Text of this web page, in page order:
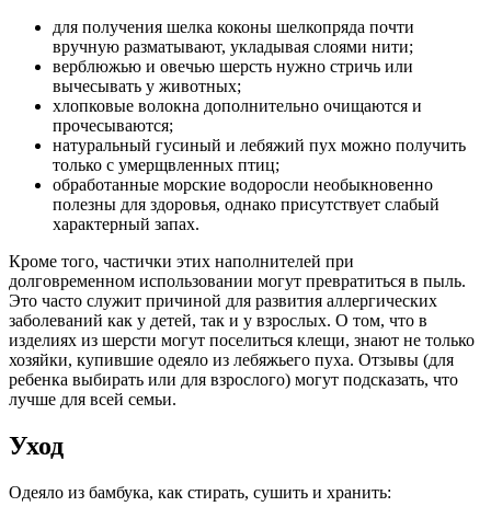
для получения шелка коконы шелкопряда почти
вручную разматывают, укладывая слоями нити;
верблюжью и овечью шерсть нужно стричь или
вычесывать у животных;
хлопковые волокна дополнительно очищаются и
прочесываются;
натуральный гусиный и лебяжий пух можно получить
только с умерщвленных птиц;
обработанные морские водоросли необыкновенно
полезны для здоровья, однако присутствует слабый
характерный запах.
Кроме того, частички этих наполнителей при
долговременном использовании могут превратиться в пыль.
Это часто служит причиной для развития аллергических
заболеваний как у детей, так и у взрослых. О том, что в
изделиях из шерсти могут поселиться клещи, знают не только
хозяйки, купившие одеяло из лебяжьего пуха. Отзывы (для
ребенка выбирать или для взрослого) могут подсказать, что
лучше для всей семьи.
Уход
Одеяло из бамбука, как стирать, сушить и хранить: